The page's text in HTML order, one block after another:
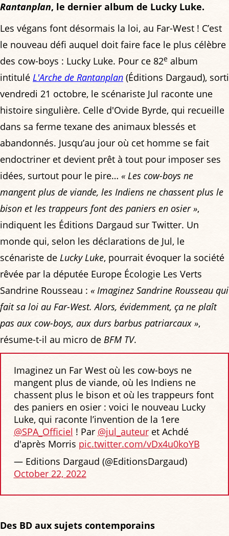
Rantanplan, le dernier album de Lucky Luke.
Les végans font désormais la loi, au Far-West ! C’est
le nouveau défi auquel doit faire face le plus célèbre
des cow-boys : Lucky Luke. Pour ce 82e album
intitulé L'Arche de Rantanplan (Éditions Dargaud), sorti
vendredi 21 octobre, le scénariste Jul raconte une
histoire singulière. Celle d'Ovide Byrde, qui recueille
dans sa ferme texane des animaux blessés et
abandonnés. Jusqu’au jour où cet homme se fait
endoctriner et devient prêt à tout pour imposer ses
idées, surtout pour le pire… « Les cow-boys ne
mangent plus de viande, les Indiens ne chassent plus le
bison et les trappeurs font des paniers en osier »,
indiquent les Éditions Dargaud sur Twitter. Un
monde qui, selon les déclarations de Jul, le
scénariste de Lucky Luke, pourrait évoquer la société
rêvée par la députée Europe Écologie Les Verts
Sandrine Rousseau : « Imaginez Sandrine Rousseau qui
fait sa loi au Far-West. Alors, évidemment, ça ne plaît
pas aux cow-boys, aux durs barbus patriarcaux »,
résume-t-il au micro de BFM TV.
Imaginez un Far West où les cow-boys ne
mangent plus de viande, où les Indiens ne
chassent plus le bison et où les trappeurs font
des paniers en osier : voici le nouveau Lucky
Luke, qui raconte l’invention de la 1ere
@SPA_Officiel ! Par @jul_auteuret Achdé
d'après Morris pic.twitter.com/vDx4u0koYB
— Editions Dargaud (@EditionsDargaud)
October 22, 2022
Des BD aux sujets contemporains